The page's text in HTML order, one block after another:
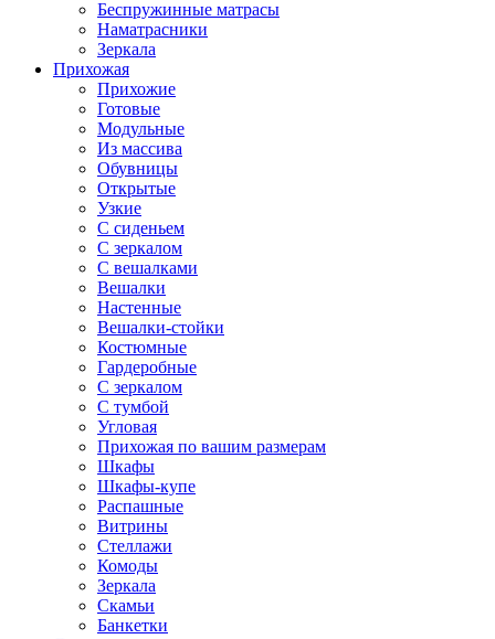
Беспружинные матрасы
Наматрасники
Зеркала
Прихожая
Прихожие
Готовые
Модульные
Из массива
Обувницы
Открытые
Узкие
С сиденьем
С зеркалом
С вешалками
Вешалки
Настенные
Вешалки-стойки
Костюмные
Гардеробные
С зеркалом
С тумбой
Угловая
Прихожая по вашим размерам
Шкафы
Шкафы-купе
Распашные
Витрины
Стеллажи
Комоды
Зеркала
Скамьи
Банкетки